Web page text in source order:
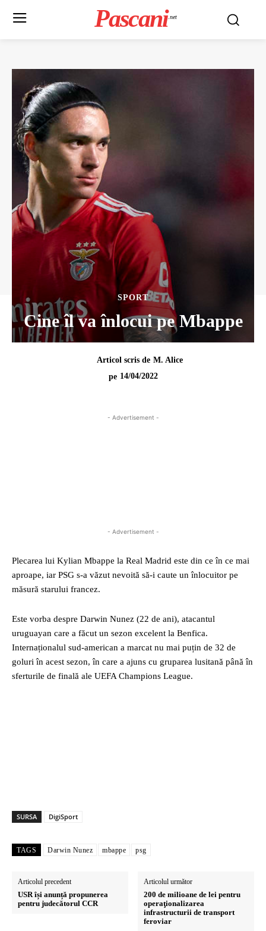
Pascani .net
SPORT
Cine îl va înlocui pe Mbappe
Articol scris de M. Alice
pe 14/04/2022
- Advertisement -
- Advertisement -
Plecarea lui Kylian Mbappe la Real Madrid este din ce în ce mai
aproape, iar PSG s-a văzut nevoită să-i caute un înlocuitor pe
măsură starului francez.
Este vorba despre Darwin Nunez (22 de ani), atacantul
uruguayan care a făcut un sezon excelent la Benfica.
Internaționalul sud-american a marcat nu mai puțin de 32 de
goluri în acest sezon, în care a ajuns cu gruparea lusitană până în
sferturile de finală ale UEFA Champions League.
SURSA DigiSport
TAGS Darwin Nunez mbappe psg
Articolul precedent
USR își anunță propunerea
pentru judecătorul CCR
Articolul următor
200 de milioane de lei pentru
operaţionalizarea
infrastructurii de transport
feroviar